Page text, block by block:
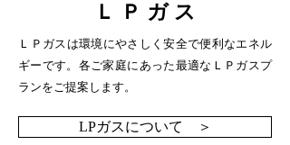
Ｌ Ｐ ガ ス
​ＬＰガスは環境にやさしく安全で便利なエネル
ギーです。各ご家庭にあった最適なＬＰガスプ
ランをご提案します。
LPガスについて ＞